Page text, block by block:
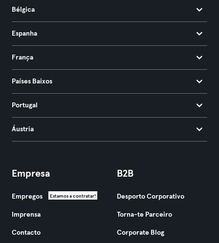
Bélgica
Espanha
França
Países Baixos
Portugal
Áustria
Empresa
Empregos Estamos a contratar!
Imprensa
Contacto
B2B
Desporto Corporativo
Torna-te Parceiro
Corporate Blog